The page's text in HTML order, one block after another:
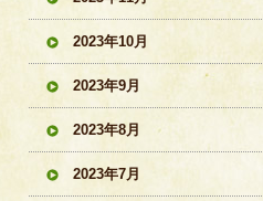
2023年10月
2023年9月
2023年8月
2023年7月